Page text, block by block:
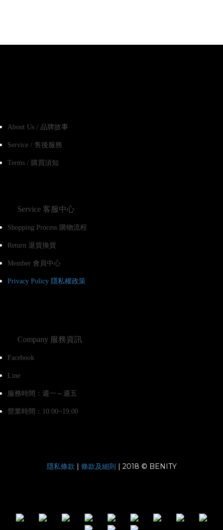
About Us / 品牌故事
Service / 售後服務
Terms / 購買須知
Service 客服中心
Shopping Process 購物流程
Return 退貨換貨
Member 會員中心
Privacy Policy 隱私權政策
Company 服務資訊
Facebook
Line
服務時間：週一～週五
營業時間：10:00~19:00
隱私條款 條款及細則 | 2018 © BENITY